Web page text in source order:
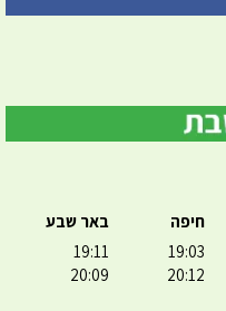
חיפה
19:03
20:12
באר שבע
19:11
20:09